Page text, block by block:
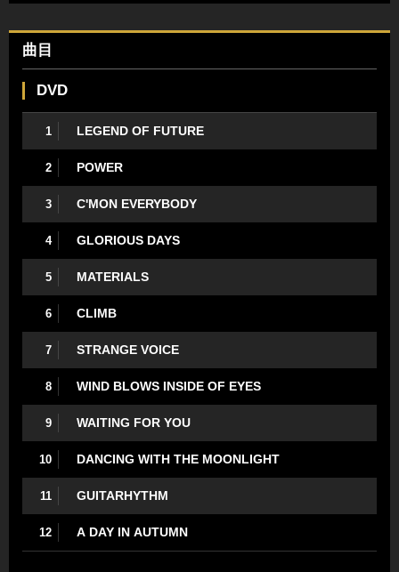
曲目
DVD
1 LEGEND OF FUTURE
2 POWER
3 C'MON EVERYBODY
4 GLORIOUS DAYS
5 MATERIALS
6 CLIMB
7 STRANGE VOICE
8 WIND BLOWS INSIDE OF EYES
9 WAITING FOR YOU
10 DANCING WITH THE MOONLIGHT
11 GUITARHYTHM
12 A DAY IN AUTUMN